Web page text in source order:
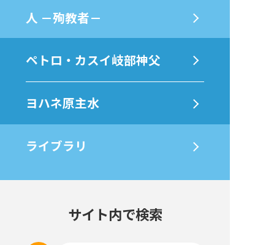
⼈ －殉教者－
ペトロ・カスイ岐部神父
ヨハネ原主水
ライブラリ
サイト内で検索